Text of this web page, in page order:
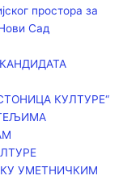
простора за
Сад
КУЛТУРЕ“
УМЕТНИЧКИМ